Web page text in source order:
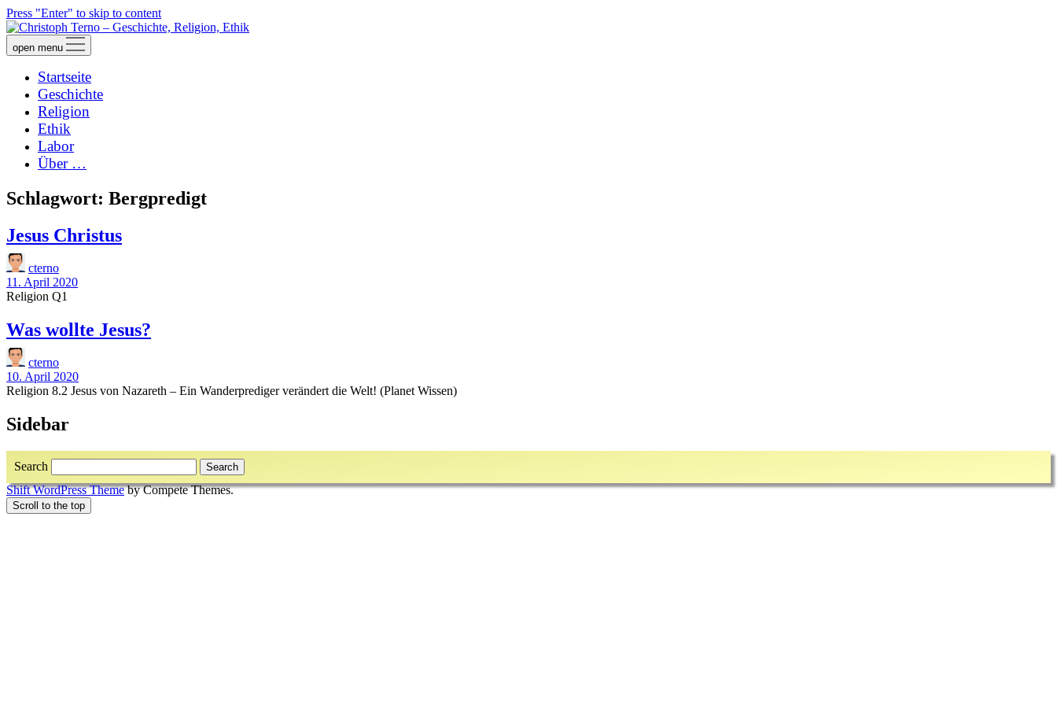
Press "Enter" to skip to content
open menu
Startseite
Geschichte
Religion
Ethik
Labor
Über …
Schlagwort: Bergpredigt
Jesus Christus
cterno
11. April 2020
Religion Q1
Was wollte Jesus?
cterno
10. April 2020
Religion 8.2 Jesus von Nazareth – Ein Wanderprediger verändert die Welt! (Planet Wissen)
Sidebar
Search
Shift WordPress Themeby Compete Themes.
Scroll to the top